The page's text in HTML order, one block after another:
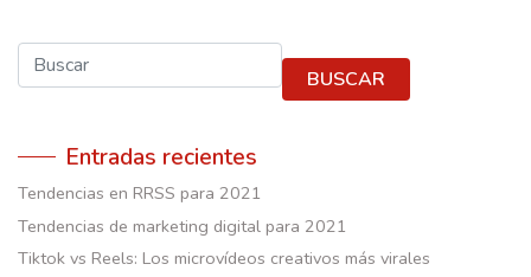
Buscar
BUSCAR
Entradas recientes
Tendencias en RRSS para 2021
Tendencias de marketing digital para 2021
Tiktok vs Reels: Los microvídeos creativos más virales